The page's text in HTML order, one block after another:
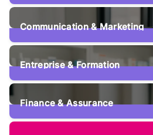
15Posts
Communication & Marketing
12Posts
Entreprise & Formation
105Posts
Finance & Assurance
73Posts